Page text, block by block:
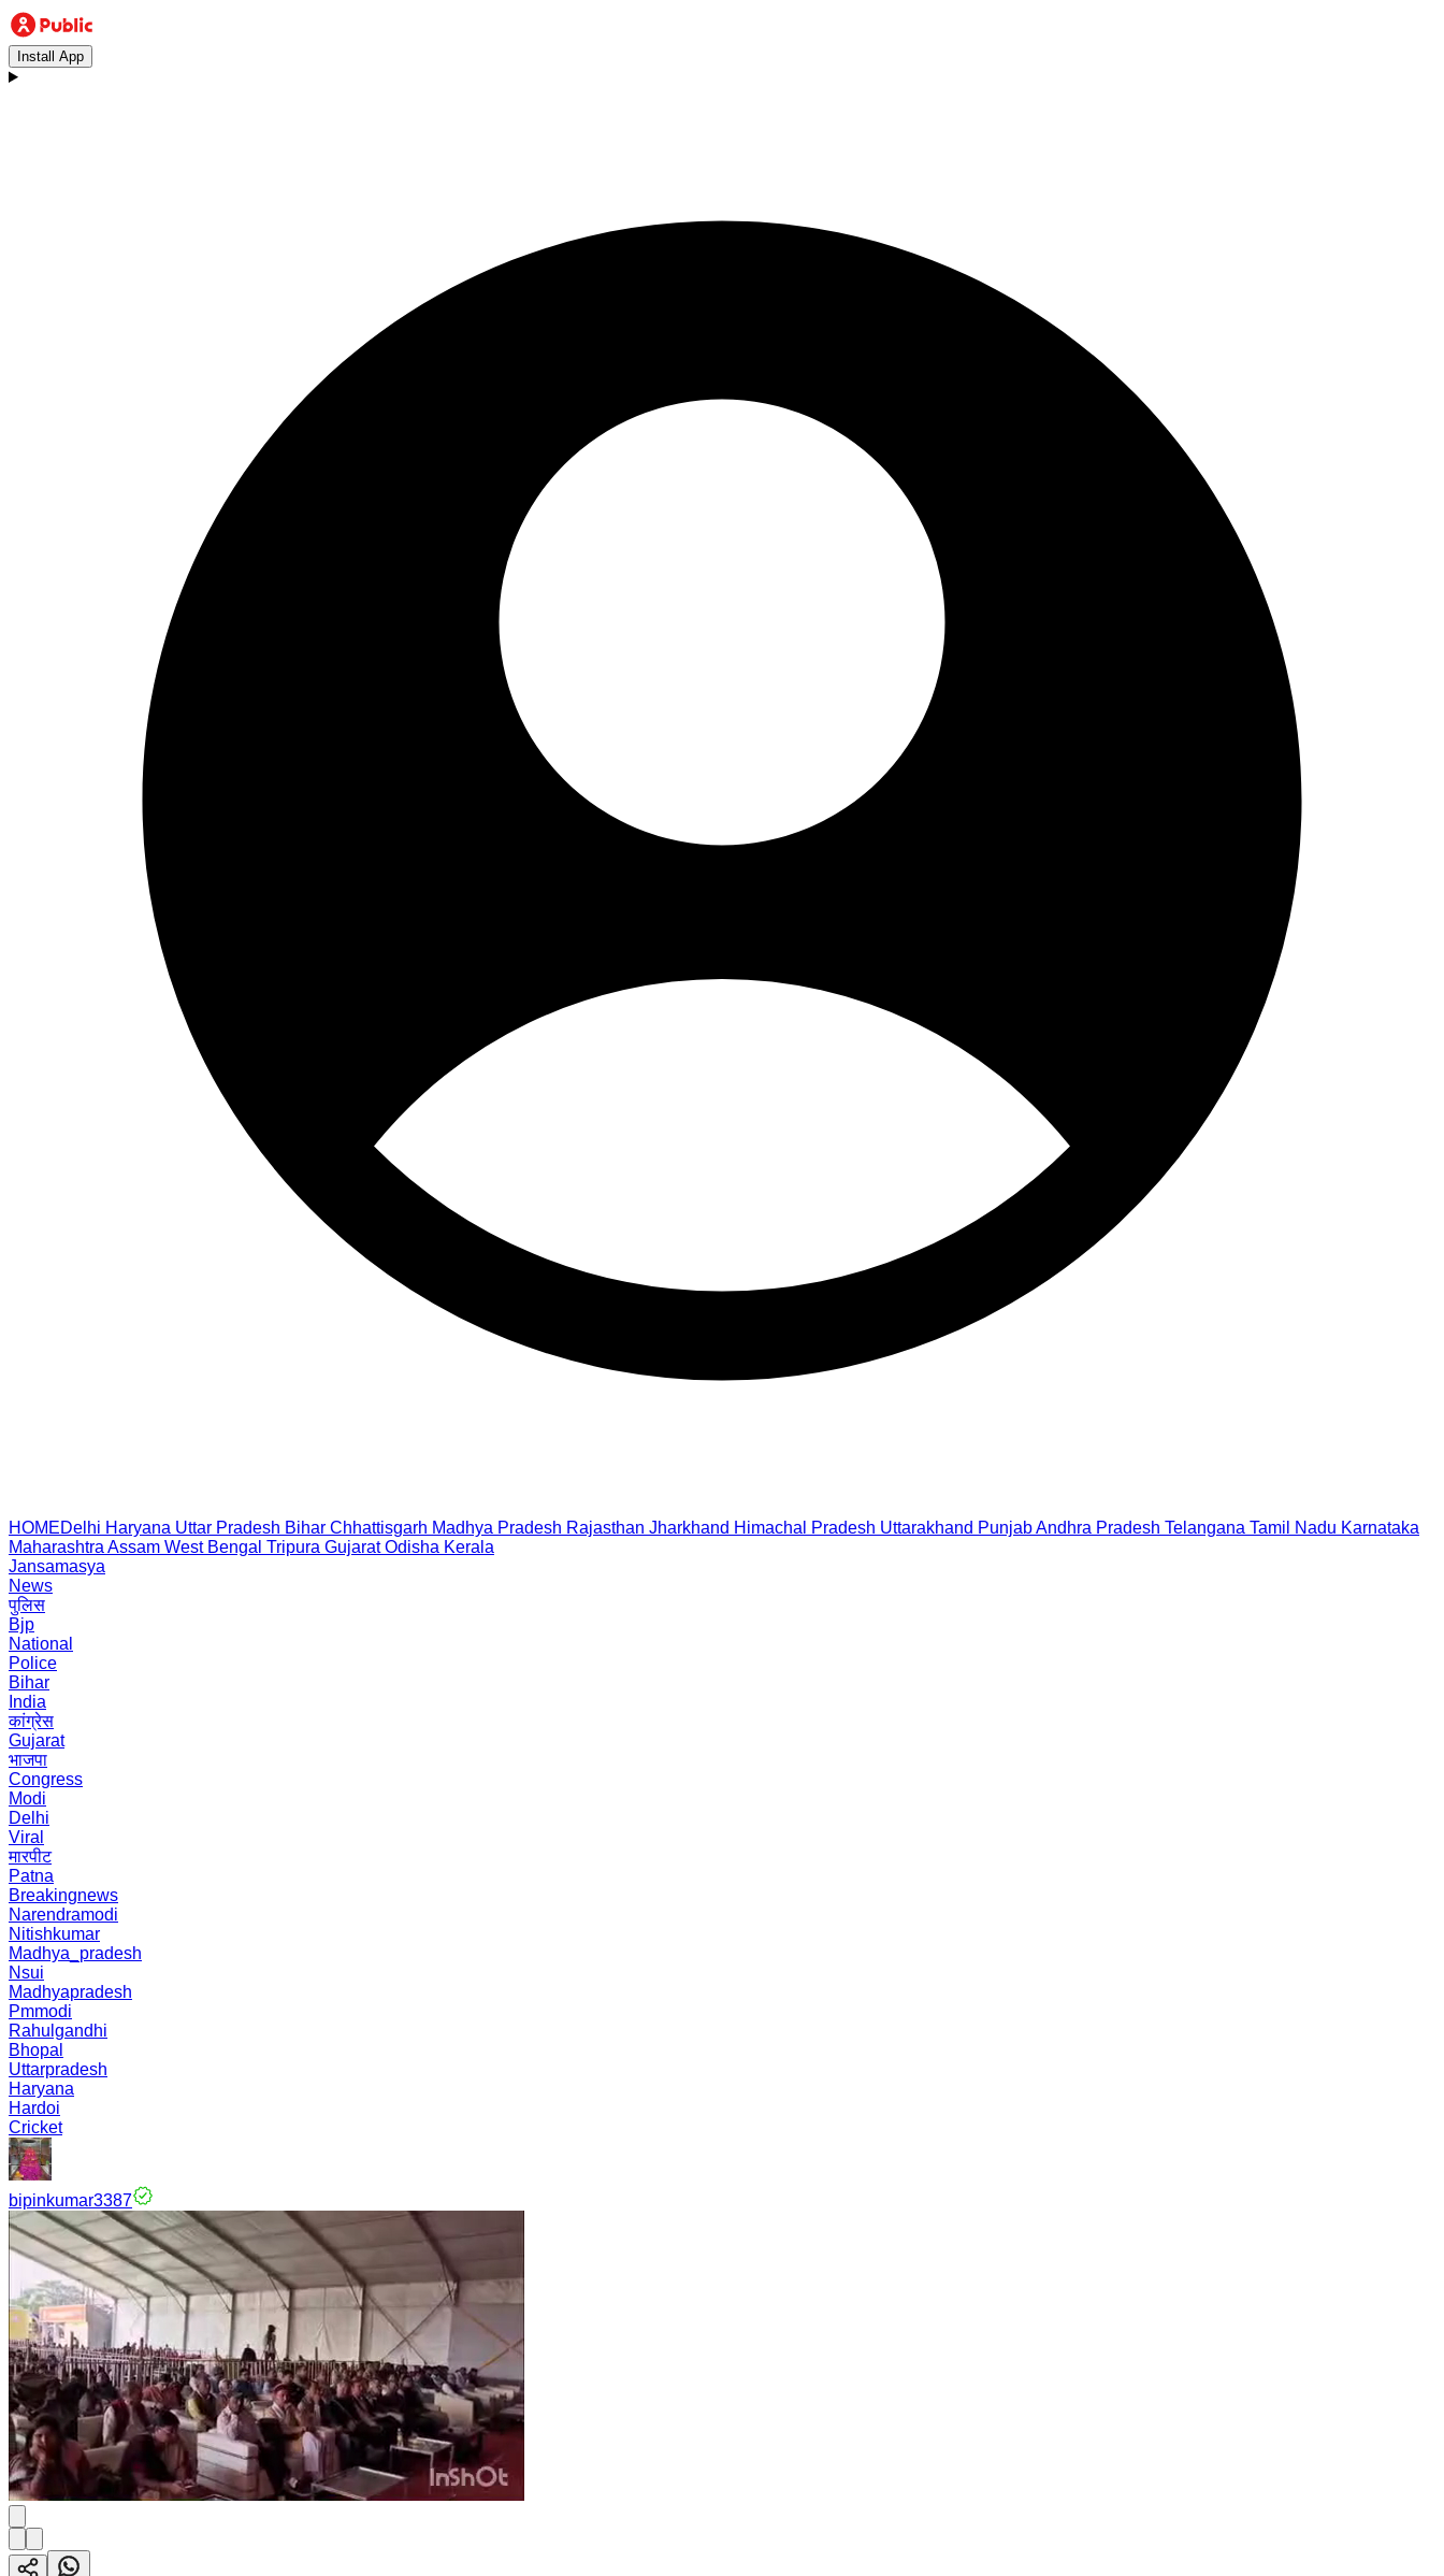
Install App
HOMEDelhi Haryana Uttar Pradesh Bihar Chhattisgarh Madhya Pradesh Rajasthan Jharkhand Himachal Pradesh Uttarakhand PunjabAndhra Pradesh Telangana Tamil Nadu Karnataka
Maharashtra Assam West Bengal Tripura Gujarat Odisha Kerala
Jansamasya
News
पुलिस
Bjp
National
Police
Bihar
India
कांग्रेस
Gujarat
भाजपा
Congress
Modi
Delhi
Viral
मारपीट
Patna
Breakingnews
Narendramodi
Nitishkumar
Madhya_pradesh
Nsui
Madhyapradesh
Pmmodi
Rahulgandhi
Bhopal
Uttarpradesh
Haryana
Hardoi
Cricket
bipinkumar3387